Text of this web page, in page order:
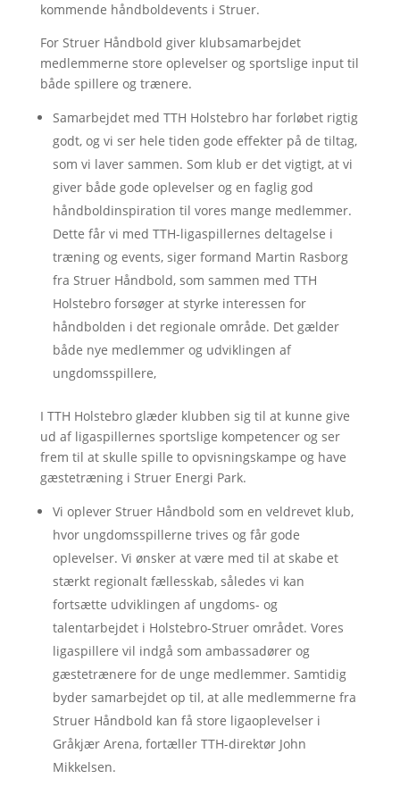
kommende håndboldevents i Struer.
For Struer Håndbold giver klubsamarbejdet
medlemmerne store oplevelser og sportslige input til
både spillere og trænere.
Samarbejdet med TTH Holstebro har forløbet rigtig
godt, og vi ser hele tiden gode effekter på de tiltag,
som vi laver sammen. Som klub er det vigtigt, at vi
giver både gode oplevelser og en faglig god
håndboldinspiration til vores mange medlemmer.
Dette får vi med TTH-ligaspillernes deltagelse i
træning og events, siger formand Martin Rasborg
fra Struer Håndbold, som sammen med TTH
Holstebro forsøger at styrke interessen for
håndbolden i det regionale område. Det gælder
både nye medlemmer og udviklingen af
ungdomsspillere,
I TTH Holstebro glæder klubben sig til at kunne give
ud af ligaspillernes sportslige kompetencer og ser
frem til at skulle spille to opvisningskampe og have
gæstetræning i Struer Energi Park.
Vi oplever Struer Håndbold som en veldrevet klub,
hvor ungdomsspillerne trives og får gode
oplevelser. Vi ønsker at være med til at skabe et
stærkt regionalt fællesskab, således vi kan
fortsætte udviklingen af ungdoms- og
talentarbejdet i Holstebro-Struer området. Vores
ligaspillere vil indgå som ambassadører og
gæstetrænere for de unge medlemmer. Samtidig
byder samarbejdet op til, at alle medlemmerne fra
Struer Håndbold kan få store ligaoplevelser i
Gråkjær Arena, fortæller TTH-direktør John
Mikkelsen.